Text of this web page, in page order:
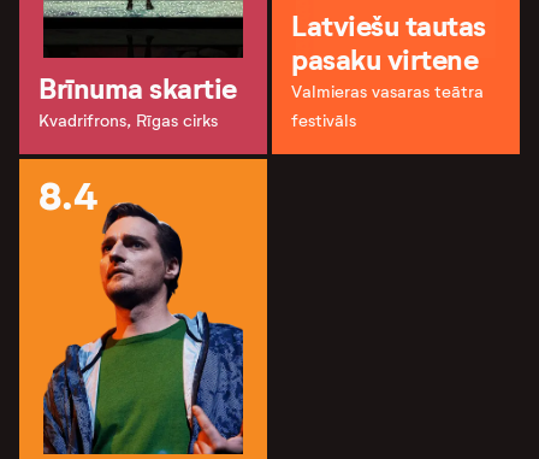
Brīnuma skartie
Kvadrifrons, Rīgas cirks
Latviešu tautas
pasaku virtene
Valmieras vasaras teātra
festivāls
8.4